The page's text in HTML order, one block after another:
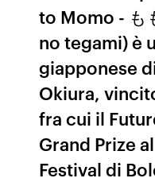
to Momo - も
no tegami) è
giapponese
Okiura,
fra cui il
Grand Prize
Festival di